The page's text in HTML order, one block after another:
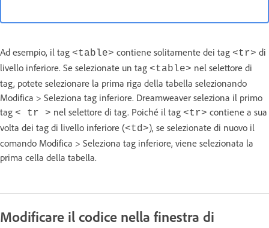
Ad esempio, il tag <table> contiene solitamente dei tag <tr> di
livello inferiore. Se selezionate un tag <table> nel selettore di
tag, potete selezionare la prima riga della tabella selezionando
Modifica > Seleziona tag inferiore. Dreamweaver seleziona il primo
tag < tr > nel selettore di tag. Poiché il tag <tr> contiene a sua
volta dei tag di livello inferiore (<td>), se selezionate di nuovo il
comando Modifica > Seleziona tag inferiore, viene selezionata la
prima cella della tabella.
Modificare il codice nella finestra di